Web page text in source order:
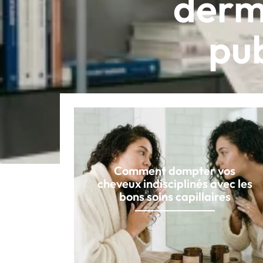
Comment dompter vos
cheveux indisciplinés avec les
bons soins capillaires